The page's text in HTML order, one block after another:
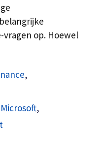
op. Hoewel
,
Microsoft,